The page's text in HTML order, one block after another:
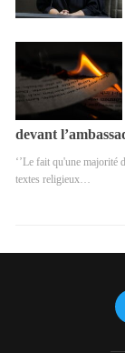
devant
‘’Le fait qu'une majorité
textes religieux…